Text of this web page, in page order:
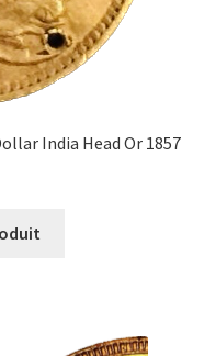
India Head Or 1857